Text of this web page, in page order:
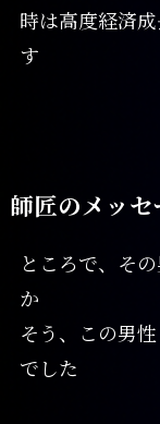
時は高度経済
す
師匠のメッセ
ところで、そ
か
そう、この男
でした